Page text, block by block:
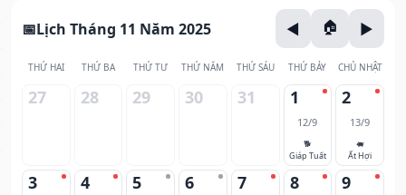
Lịch Tháng 11 Năm 2025
THỨ HAI THỨ BA THỨ TƯ THỨ NĂM THỨ SÁU THỨ BẢY CHỦ NHẬT
27 28 29 30 31 1
12/9
🐕
Giáp Tuất
2
13/9
🐖
Ất Hợi
3 4 5 6 7 8 9